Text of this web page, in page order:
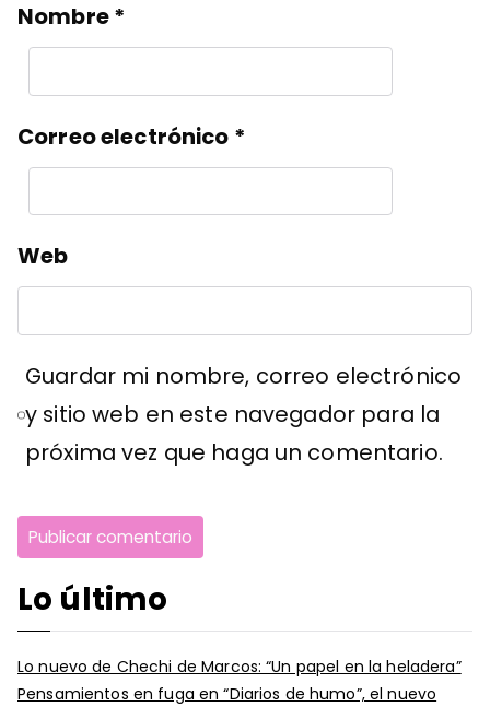
Nombre*
Correo electrónico *
Web
Guardar mi nombre, correo electrónico
y sitio web en este navegador para la
próxima vez que haga un comentario.
Lo último
Lo nuevo de Chechi de Marcos: “Un papel en la heladera”
Pensamientos en fuga en “Diarios de humo”, el nuevo